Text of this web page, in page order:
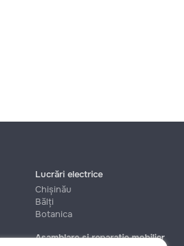
Lucrări electrice
Chișinău
Bălți
Botanica
Asamblare și reparație mobilier